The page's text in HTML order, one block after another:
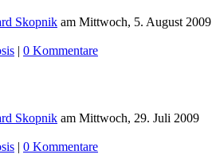
Skopnik am Mittwoch, 5. August 2009
| 0 Kommentare
Skopnik am Mittwoch, 29. Juli 2009
| 0 Kommentare